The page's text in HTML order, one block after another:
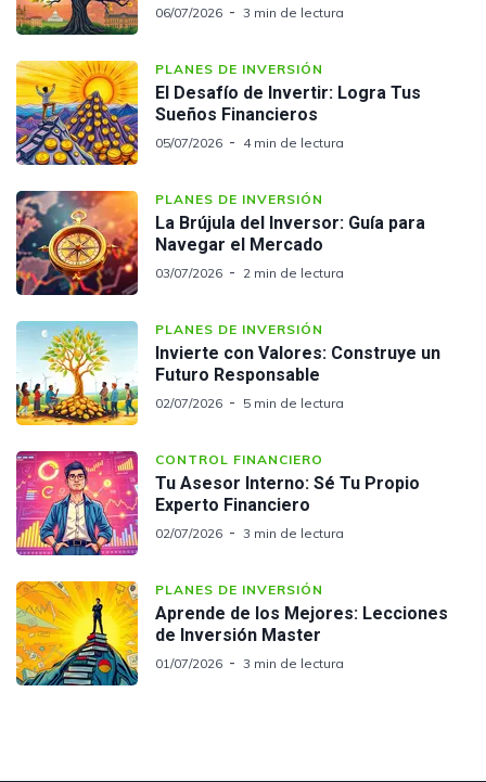
06/07/2026 3 min de lectura
PLANES DE INVERSIÓN
El Desafío de Invertir: Logra Tus
Sueños Financieros
05/07/2026 4 min de lectura
PLANES DE INVERSIÓN
La Brújula del Inversor: Guía para
Navegar el Mercado
03/07/2026 2 min de lectura
PLANES DE INVERSIÓN
Invierte con Valores: Construye un
Futuro Responsable
02/07/2026 5 min de lectura
CONTROL FINANCIERO
Tu Asesor Interno: Sé Tu Propio
Experto Financiero
02/07/2026 3 min de lectura
PLANES DE INVERSIÓN
Aprende de los Mejores: Lecciones
de Inversión Master
01/07/2026 3 min de lectura